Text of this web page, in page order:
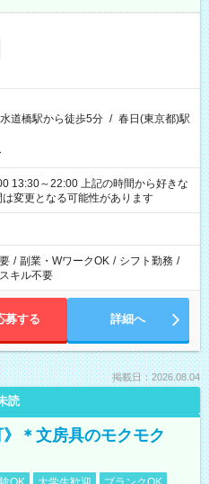
水道橋駅から徒歩5分 / 春日(東京都)駅
上記の時間から好きな
変更となる可能性があります
/ 副業・WワークOK / シフト勤務 /
キル不要
募する 詳細へ
掲載日：2026.08.04
読
＊文房具のモクモク